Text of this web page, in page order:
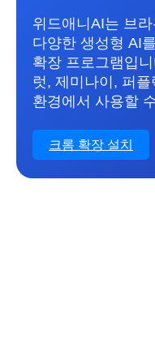
위드애니AI는 브
다양한 생성형 AI
확장 프로그램입
럿, 제미나이, 퍼
환경에서 사용할
크롬 확장 설치